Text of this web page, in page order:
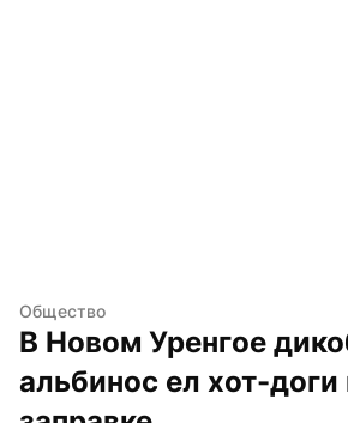
Общество
В Новом Уренгое
альбинос ел хот-доги